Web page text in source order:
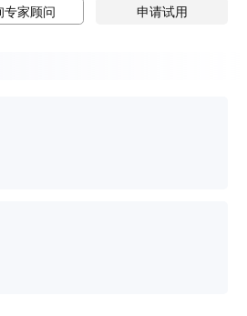
专家顾问 申请试用